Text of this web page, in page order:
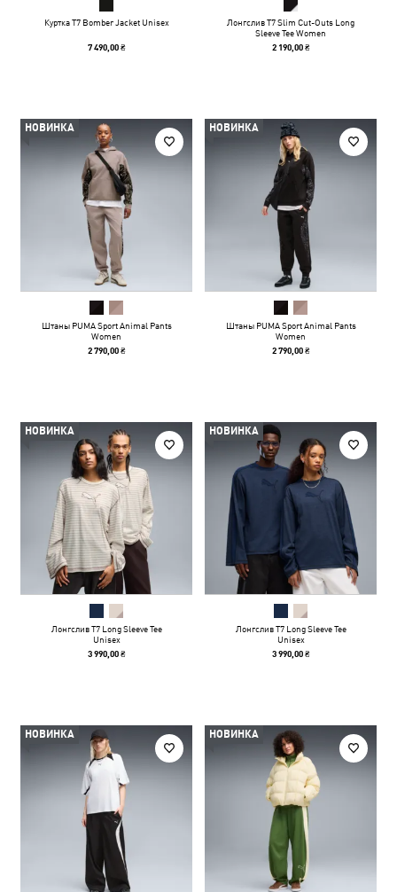
Куртка T7 Bomber Jacket Unisex
7 490,00 ₴
Лонгслив T7 Slim Cut-Outs Long
Sleeve Tee Women
2 190,00 ₴
НОВИНКА
Штаны PUMA Sport Animal Pants
Women
2 790,00 ₴
НОВИНКА
Штаны PUMA Sport Animal Pants
Women
2 790,00 ₴
НОВИНКА
Лонгслив T7 Long Sleeve Tee
Unisex
3 990,00 ₴
НОВИНКА
Лонгслив T7 Long Sleeve Tee
Unisex
3 990,00 ₴
НОВИНКА НОВИНКА